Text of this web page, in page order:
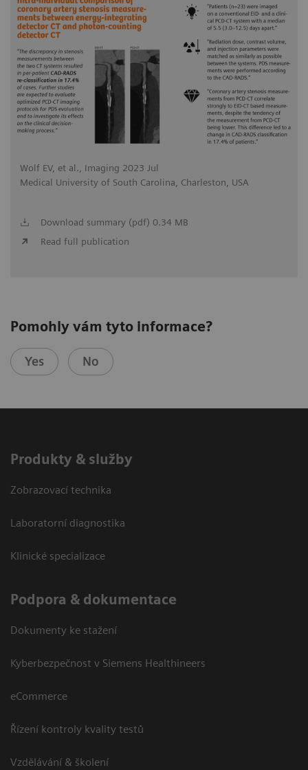
Wolf EV, et al., Imaging 2023 Jul
Medical University of South Carolina, Charleston, USA
Download summary (pdf) 0.34 MB
Read full publication
Pomohly vám tyto informace?
Yes No
Produkty & služby
Zobrazovací technika
Laboratorní diagnostika
Klinické specializace
Podpora & dokumentace
Dokumenty ke stažení
Kyberbezpečnost v Siemens Healthineers
eCommerce
Řízení kontroly kvality testů
Vzdělávání & školení